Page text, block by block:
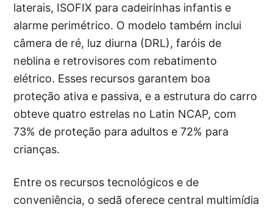
laterais, ISOFIX para cadeirinhas infantis e
alarme perimétrico. O modelo também inclui
câmera de ré, luz diurna (DRL), faróis de
neblina e retrovisores com rebatimento
elétrico. Esses recursos garantem boa
proteção ativa e passiva, e a estrutura do carro
obteve quatro estrelas no Latin NCAP, com
73% de proteção para adultos e 72% para
crianças.
Entre os recursos tecnológicos e de
conveniência, o sedã oferece central multimídia